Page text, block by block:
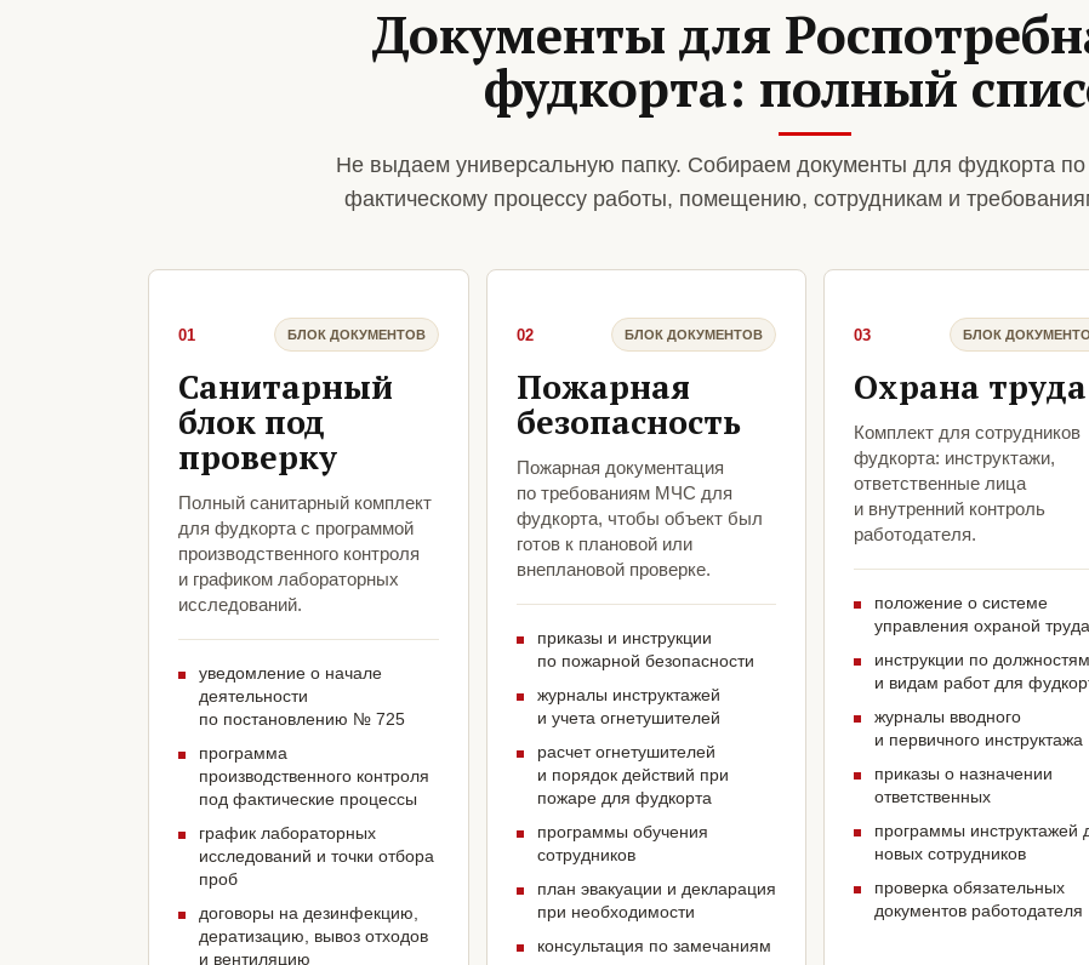
Документы для
фудкорта: полный
Не выдаем универсальную папку. Собираем документы для фудкорта
фактическому процессу работы, помещению, сотрудникам и
01 БЛОК ДОКУМЕНТОВ
Санитарный
блок под
проверку
Полный санитарный комплект
для фудкорта с программой
производственного контроля
и графиком лабораторных
исследований.
уведомление о начале
деятельности
по постановлению № 725
программа
производственного контроля
под фактические процессы
график лабораторных
исследований и точки отбора
проб
договоры на дезинфекцию,
дератизацию, вывоз отходов
и вентиляцию
02 БЛОК ДОКУМЕНТОВ
Пожарная
безопасность
Пожарная документация
по требованиям МЧС для
фудкорта, чтобы объект был
готов к плановой или
внеплановой проверке.
приказы и инструкции
по пожарной безопасности
журналы инструктажей
и учета огнетушителей
расчет огнетушителей
и порядок действий при
пожаре для фудкорта
программы обучения
сотрудников
план эвакуации и декларация
при необходимости
консультация по замечаниям
03 БЛОК
Охрана труда
Комплект для сотрудников
фудкорта: инструктажи,
ответственные лица
и внутренний контроль
работодателя.
положение о системе
управления охраной труда
инструкции по должностям
и видам работ для
журналы вводного
и первичного инструктажа
приказы о назначении
ответственных
программы инструктажей
новых сотрудников
проверка обязательных
документов работодателя